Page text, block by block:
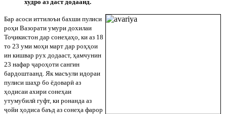
худро аз даст додаанд.
Бар асоси иттилоъи бахши пулиси
роҳи Вазорати умури дохилаи
Тоҷикистон дар сонеҳаҳо, ки аз 18
то 23 уми моҳи март дар роҳҳои
ин кишвар рух додааст, ҳамчунин
23 нафар ҷароҳоти сангин
бардоштаанд. Як масъули идораи
пулиси шаҳр бо ёдоварӣ аз
ҳодисаи ахири сонеҳаи
утумубилӣ гуфт, ки ронанда аз
ҷойи ҳодиса баъд аз сонеҳа фарор